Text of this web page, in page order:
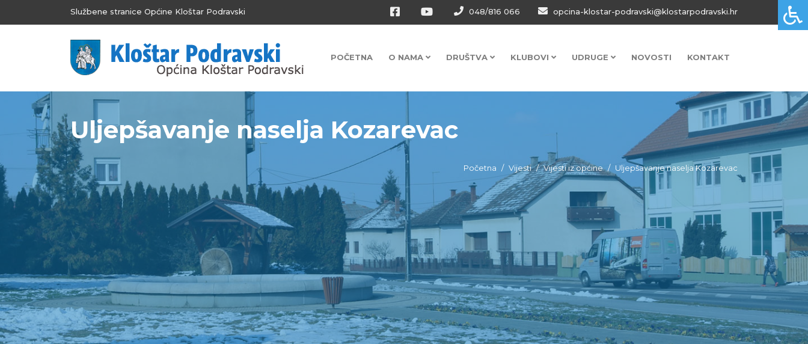
Službene stranice Općine Kloštar Podravski 048/816 066 opcina-klostar-podravski@klostarpodravski.hr
POČETNA O NAMA DRUŠTVA KLUBOVI UDRUGE NOVOSTI KONTAKT
Uljepšavanje naselja Kozarevac
Početna Vijesti Vijesti iz općine Uljepšavanje naselja Kozarevac